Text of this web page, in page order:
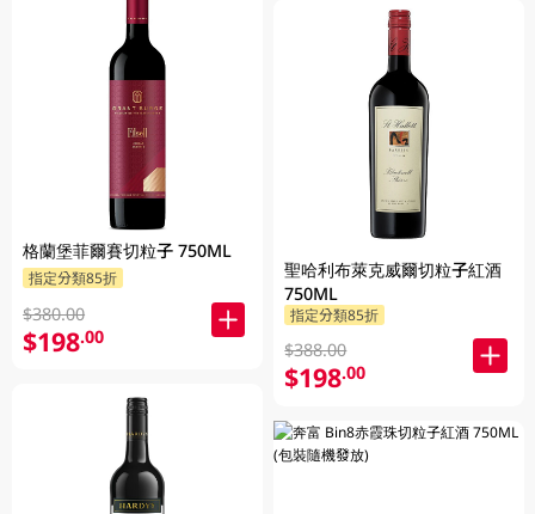
格蘭堡菲爾賽切粒子 750ML
指定分類85折
$380.00
$198.00
聖哈利布萊克威爾切粒子紅酒
750ML
指定分類85折
$388.00
$198.00